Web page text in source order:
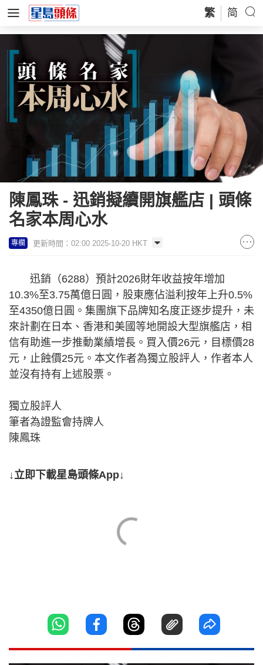
繁 简
陳鳳珠 - 迅銷擬續開旗艦店 | 頭條
名家本周心水
專欄 更新時間：02:00 2025-10-20 HKT
迅銷（6288）預計2026財年收益按年增加
10.3%至3.75萬億日圓，股東應佔溢利按年上升0.5%
至4350億日圓。集團旗下品牌知名度正逐步提升，未
來計劃在日本、香港和美國等地開設大型旗艦店，相
信有助進一步推動業績增長。買入價26元，目標價28
元，止蝕價25元。本文作者為獨立股評人，作者本人
並沒有持有上述股票。
獨立股評人
筆者為證監會持牌人
陳鳳珠
↓立即下載星島頭條App↓